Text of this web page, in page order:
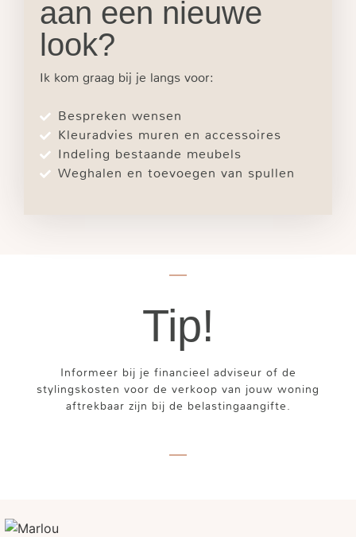
aan een nieuwe
look?
Ik kom graag bij je langs voor:
Bespreken wensen
Kleuradvies muren en accessoires
Indeling bestaande meubels
Weghalen en toevoegen van spullen
Tip!
Informeer bij je financieel adviseur of de
stylingskosten voor de verkoop van jouw woning
aftrekbaar zijn bij de belastingaangifte.